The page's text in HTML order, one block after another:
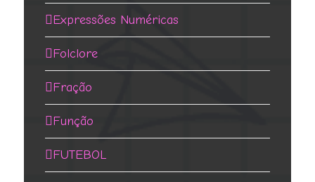
Expressões Numéricas
Folclore
Fração
Função
FUTEBOL